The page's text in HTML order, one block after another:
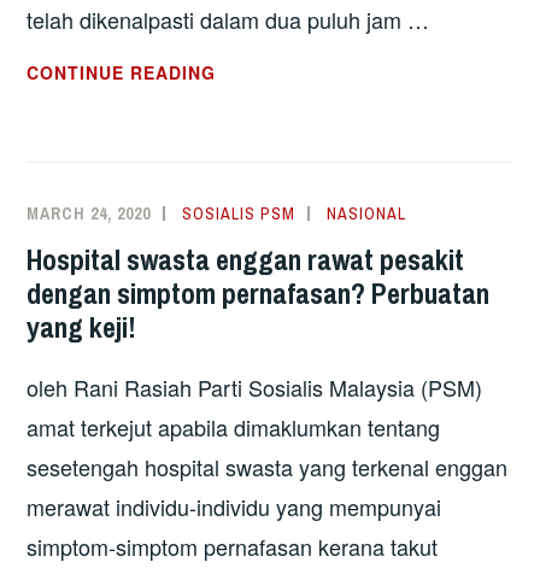
telah dikenalpasti dalam dua puluh jam …
CONTINUE READING
MASIH
MENINGKAT?
MARCH 24, 2020 SOSIALIS PSM NASIONAL
Hospital swasta enggan rawat pesakit
dengan simptom pernafasan? Perbuatan
yang keji!
oleh Rani Rasiah Parti Sosialis Malaysia (PSM)
amat terkejut apabila dimaklumkan tentang
sesetengah hospital swasta yang terkenal enggan
merawat individu-individu yang mempunyai
simptom-simptom pernafasan kerana takut